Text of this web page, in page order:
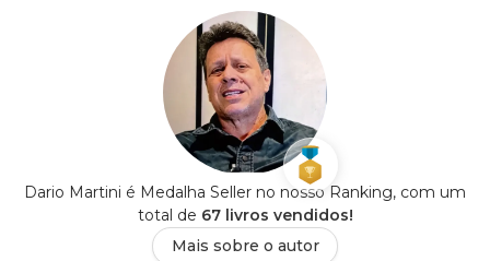
Dario Martini é Medalha Seller no nosso Ranking, com um
total de 67 livros vendidos!
Mais sobre o autor